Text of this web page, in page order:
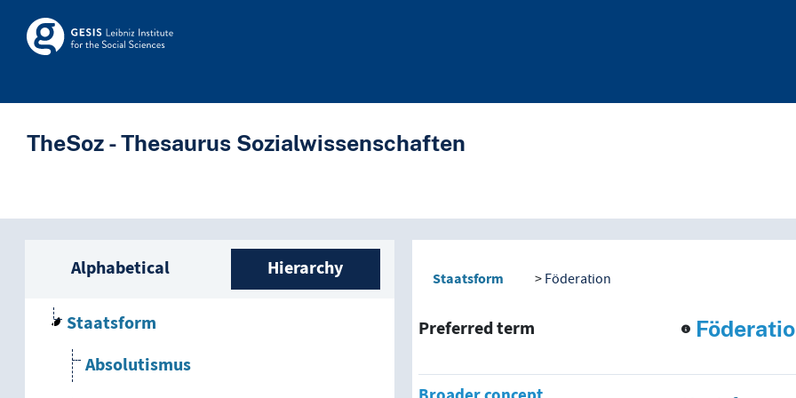
Skip to main
Skosmos
TheSoz - Thesaurus Sozialwissenschaften
Sidebar listing: list and traverse vocabulary
Alphabetical Hierarchy
Staatsform
Absolutismus
Staatsform Föderation
Preferred term